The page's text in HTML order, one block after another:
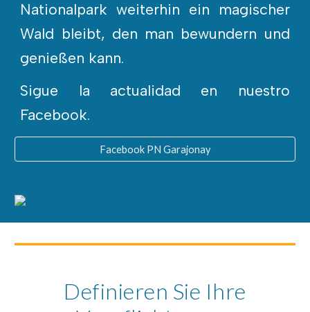
Nationalpark weiterhin ein magischer
Wald bleibt, den man bewundern und
genießen kann.
Sigue la actualidad en nuestro
Facebook.
Facebook PN Garajonay
Definieren Sie Ihre